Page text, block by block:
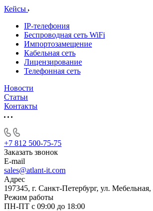
Кейсы
IP-телефония
Беспроводная сеть WiFi
Импортозамещение
Кабельная сеть
Лицензирование
Телефонная сеть
Новости
Статьи
Контакты
+7 812 500-75-75
Заказать звонок
E-mail
sales@atlant-it.com
Адрес
197345, г. Санкт-Петербург, ул.
Режим работы
ПН-ПТ с 09:00 до 18:00